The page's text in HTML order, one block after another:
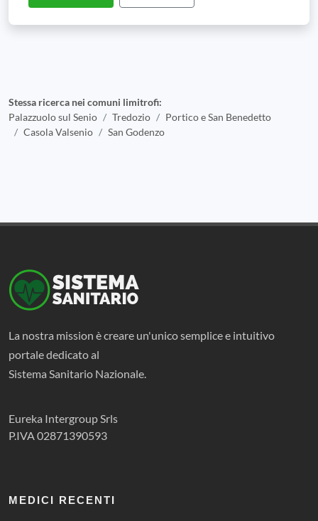
Stessa ricerca nei comuni limitrofi:
Palazzuolo sul Senio
Tredozio
Portico e San Benedetto
Casola Valsenio
San Godenzo
La nostra mission è creare un'unico semplice e intuitivo
portale dedicato al
Sistema Sanitario Nazionale.
Eureka Intergroup Srls
P.IVA 02871390593
MEDICI RECENTI